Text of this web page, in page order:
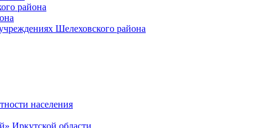
района
Шелеховского района
населения
Иркутской области